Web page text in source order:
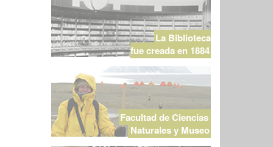
La Biblioteca
fue creada en 1884
Facultad de Ciencias
Naturales y Museo